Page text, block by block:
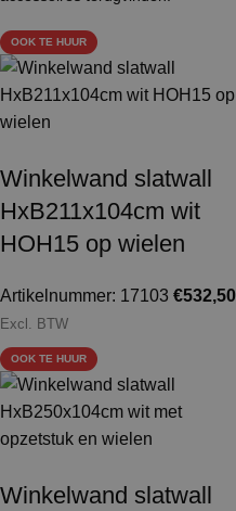
OOK TE HUUR
Winkelwand slatwall
HxB211x104cm wit
HOH15 op wielen
Artikelnummer: 17103 €532,50
Excl. BTW
OOK TE HUUR
Winkelwand slatwall